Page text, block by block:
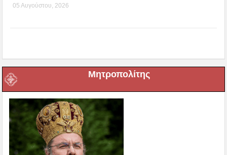
05 Αυγούστου, 2026
Μητροπολίτης